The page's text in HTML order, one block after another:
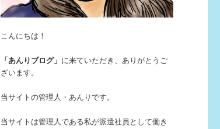
こんにちは！
「あんりブログ」 に来ていただき、ありがとうご
ざいます。
当サイトの管理人・あんりです。
当サイトは管理人である私が派遣社員として働き